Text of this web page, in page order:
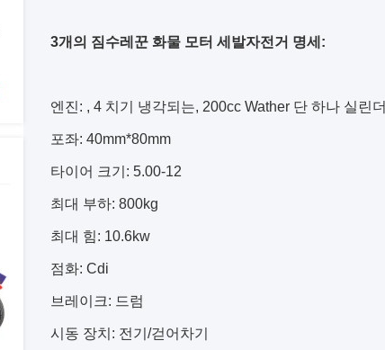
3개의 짐수레꾼 화물 모터 세발자전거 명세:
엔진: , 4 치기 냉각되는, 200cc Wather 단 하나 실린더
포좌: 40mm*80mm
타이어 크기: 5.00-12
최대 부하: 800kg
최대 힘: 10.6kw
점화: Cdi
브레이크: 드럼
시동 장치: 전기/걷어차기